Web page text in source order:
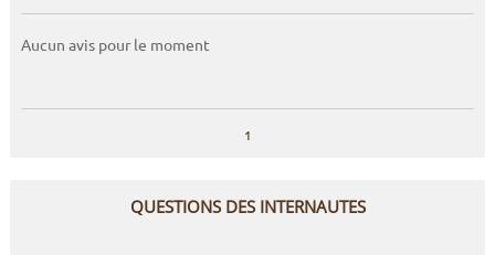
Aucun avis pour le moment
1
QUESTIONS DES INTERNAUTES